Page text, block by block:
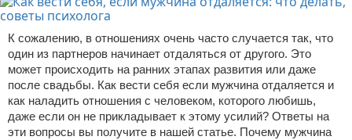
К сожалению, в отношениях очень часто случается так, что
один из партнеров начинает отдаляться от другого. Это
может происходить на ранних этапах развития или даже
после свадьбы. Как вести себя если мужчина отдаляется и
как наладить отношения с человеком, которого любишь,
даже если он не прикладывает к этому усилий? Ответы на
эти вопросы вы получите в нашей статье. Почему мужчина